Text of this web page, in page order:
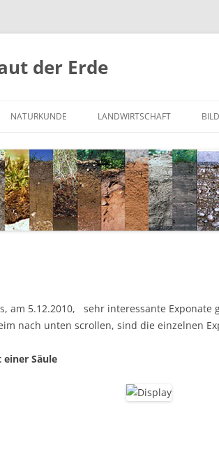
der Erde
NATURKUNDE
MOOR BEI STARNBERG
WEST-AFRIKA
LANDWIRTSCHAFT
HOHEN LUCKOW – SEINE
DEPOT N-DÜNGUNG
BIO-LANDWIRTSCHAFT
am 5.12.2010, sehr interessante
nach unten scrollen, sind die einzelnen
Säule